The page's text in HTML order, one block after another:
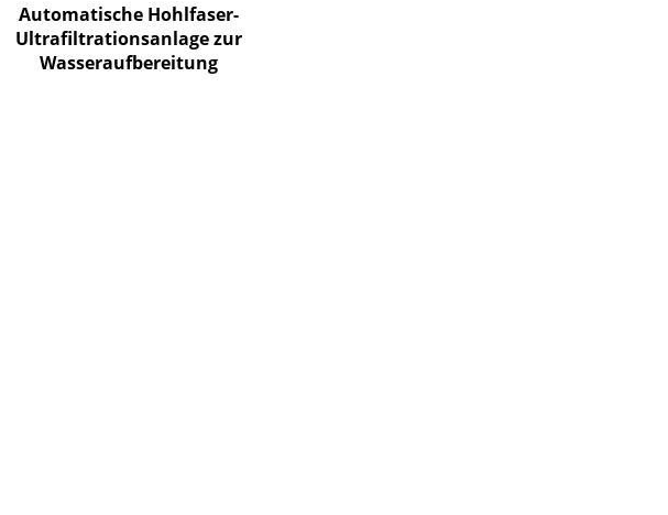
Automatische Hohlfaser-
Ultrafiltrationsanlage zur
Wasseraufbereitung